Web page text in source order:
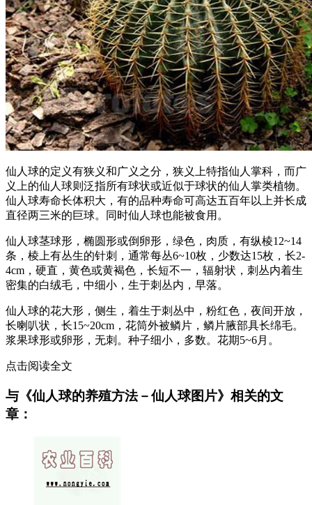
仙人球的定义有狭义和广义之分，狭义上特指仙人掌科，而广
义上的仙人球则泛指所有球状或近似于球状的仙人掌类植物。
仙人球寿命长体积大，有的品种寿命可高达五百年以上并长成
直径两三米的巨球。同时仙人球也能被食用。
仙人球茎球形，椭圆形或倒卵形，绿色，肉质，有纵棱12~14
条，棱上有丛生的针刺，通常每丛6~10枚，少数达15枚，长2-
4cm，硬直，黄色或黄褐色，长短不一，辐射状，刺丛内着生
密集的白绒毛，中细小，生于刺丛内，早落。
仙人球的花大形，侧生，着生于刺丛中，粉红色，夜间开放，
长喇叭状，长15~20cm，花筒外被鳞片，鳞片腋部具长绵毛。
浆果球形或卵形，无刺。种子细小，多数。花期5~6月。
点击阅读全文
与《仙人球的养殖方法－仙人球图片》相关的文
章：